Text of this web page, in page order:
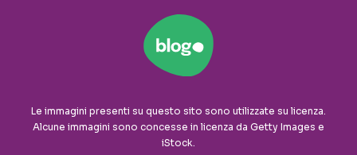
Le immagini presenti su questo sito sono utilizzate su licenza.
Alcune immagini sono concesse in licenza da Getty Images e
iStock.